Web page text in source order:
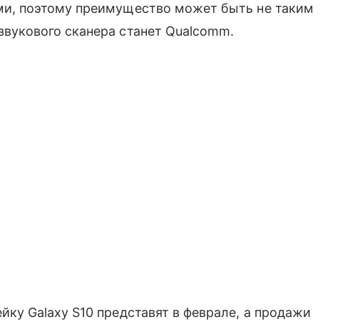
поэтому преимущество может быть не таким
сканера станет Qualcomm.
Galaxy S10 представят в феврале, а продажи